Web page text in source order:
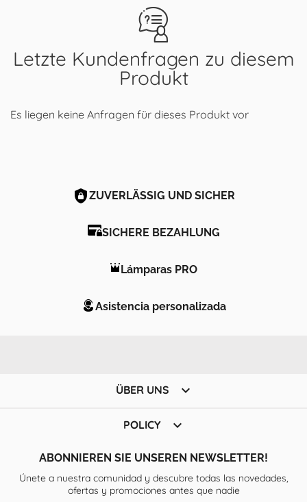
Letzte Kundenfragen zu diesem
Produkt
Es liegen keine Anfragen für dieses Produkt vor
ZUVERLÄSSIG UND SICHER
SICHERE BEZAHLUNG
Lámparas PRO
Asistencia personalizada
ÜBER UNS 
POLICY 
ABONNIEREN SIE UNSEREN NEWSLETTER!
Únete a nuestra comunidad y descubre todas las novedades,
ofertas y promociones antes que nadie